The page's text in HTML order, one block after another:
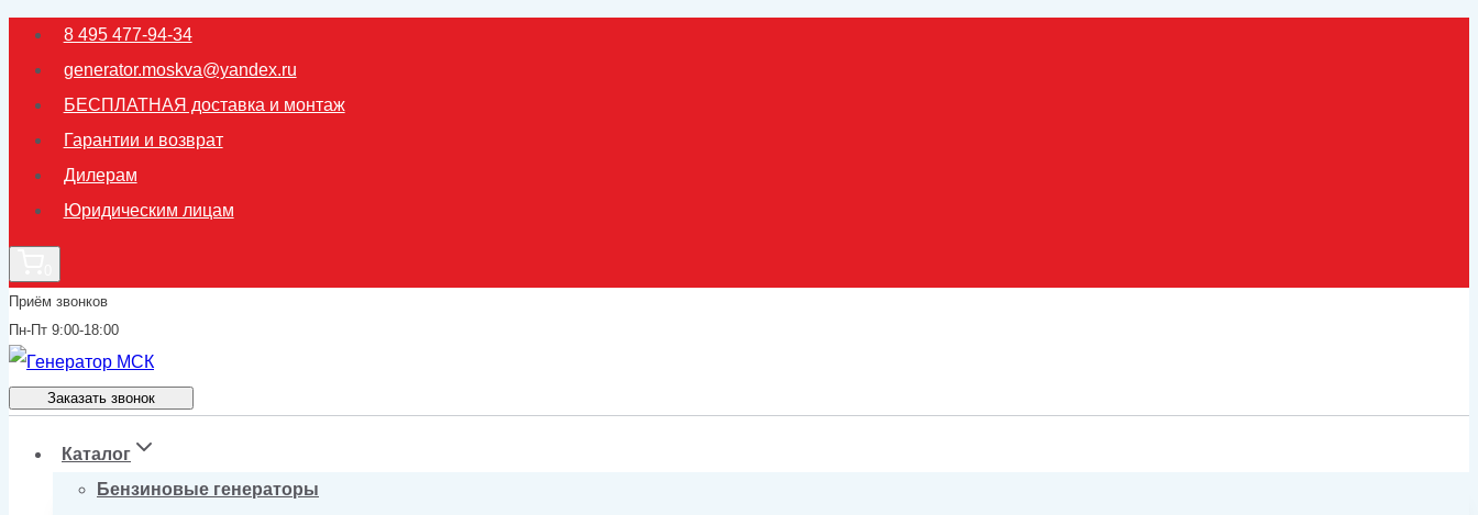
Перейти
содержимому
8 495 477-94-34
generator.moskva@yandex.ru
БЕСПЛАТНАЯ доставка и монтаж
Гарантии и возврат
Дилерам
Юридическим лицам
Приём звонков
Пн-Пт 9:00-18:00
Заказать звонок
Каталог
Бензиновые генераторы